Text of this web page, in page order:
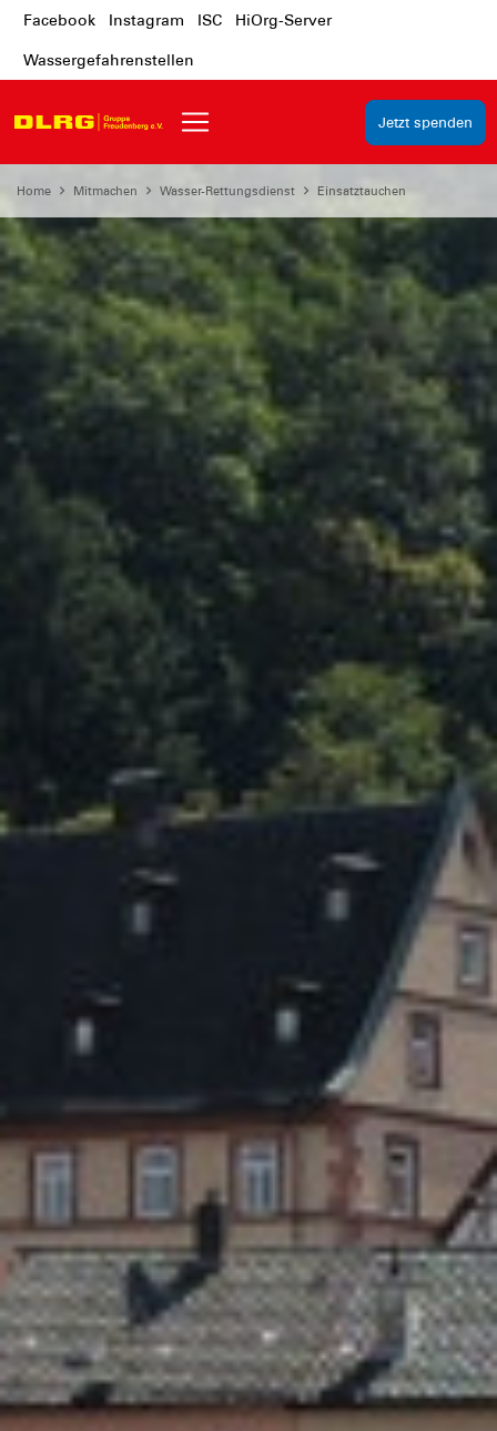
Facebook Instagram ISC HiOrg-Server
Wassergefahrenstellen
Jetzt spenden
Home Mitmachen Wasser-Rettungsdienst Einsatztauchen